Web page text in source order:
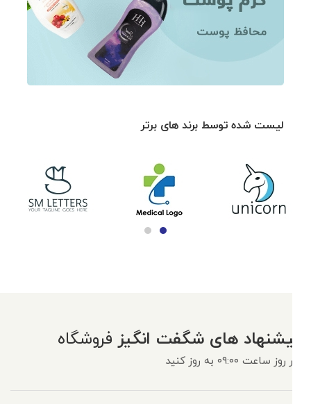
لیست شده توسط برند های برتر
پیشنهاد های شگفت انگیزفروشگاه
هر روز ساعت ۰۹:۰۰ به روز کنید